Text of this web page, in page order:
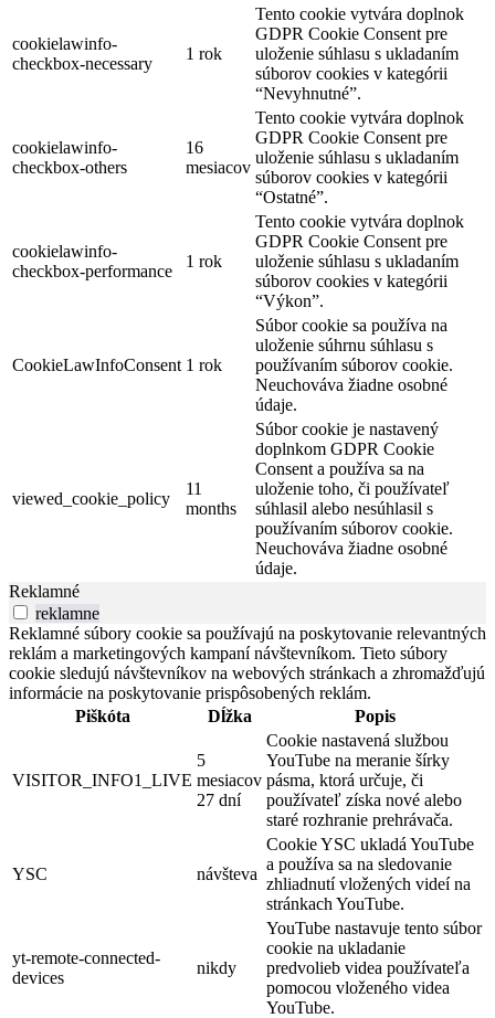
cookielawinfo-
checkbox-necessary
1 rok
Tento cookie vytvára doplnok
GDPR Cookie Consent pre
uloženie súhlasu s ukladaním
súborov cookies v kategórii
“Nevyhnutné”.
cookielawinfo-
checkbox-others
16
mesiacov
Tento cookie vytvára doplnok
GDPR Cookie Consent pre
uloženie súhlasu s ukladaním
súborov cookies v kategórii
“Ostatné”.
cookielawinfo-
checkbox-performance
1 rok
Tento cookie vytvára doplnok
GDPR Cookie Consent pre
uloženie súhlasu s ukladaním
súborov cookies v kategórii
“Výkon”.
CookieLawInfoConsent 1 rok
Súbor cookie sa používa na
uloženie súhrnu súhlasu s
používaním súborov cookie.
Neuchováva žiadne osobné
údaje.
viewed_cookie_policy
11
months
Súbor cookie je nastavený
doplnkom GDPR Cookie
Consent a používa sa na
uloženie toho, či používateľ
súhlasil alebo nesúhlasil s
používaním súborov cookie.
Neuchováva žiadne osobné
údaje.
Reklamné
reklamne
Reklamné súbory cookie sa používajú na poskytovanie relevantných
reklám a marketingových kampaní návštevníkom. Tieto súbory
cookie sledujú návštevníkov na webových stránkach a zhromažďujú
informácie na poskytovanie prispôsobených reklám.
Piškóta
Dĺžka Popis
VISITOR_INFO1_LIVE
5
mesiacov
27 dní
Cookie nastavená službou
YouTube na meranie šírky
pásma, ktorá určuje, či
používateľ získa nové alebo
staré rozhranie prehrávača.
YSC návšteva
Cookie YSC ukladá YouTube
a používa sa na sledovanie
zhliadnutí vložených videí na
stránkach YouTube.
yt-remote-connected-
devices
nikdy
YouTube nastavuje tento súbor
cookie na ukladanie
predvolieb videa používateľa
pomocou vloženého videa
YouTube.